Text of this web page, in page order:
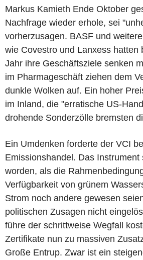
Markus Kamieth Ende Oktober
Nachfrage wieder erhole, sei
vorherzusagen. BASF und
wie Covestro und Lanxess hatten
Jahr ihre Geschäftsziele senken
im Pharmageschäft ziehen dem
dunkle Wolken auf. Ein hoher
im Inland, die "erratische US-
drohende Sonderzölle bremsten
Ein Umdenken forderte der VCI
Emissionshandel. Das Instrument
worden, als die
Verfügbarkeit von grünem
Strom noch andere gewesen
politischen Zusagen nicht
führe der schrittweise Wegfall
Zertifikate nun zu massiven
Große Entrup. Zwar ist ein